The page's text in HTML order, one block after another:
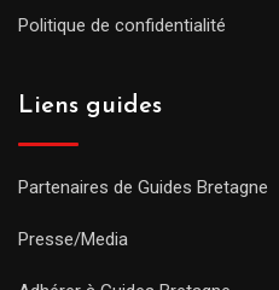
Politique de confidentialité
Liens guides
Partenaires de Guides Bretagne
Presse/Media